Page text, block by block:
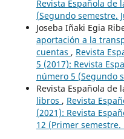
Revista Española de
(Segundo semestre.
Joseba Iñaki Egia
aportación a la
cuentas , Revista
5 (2017): Revista
número 5 (Segundo
Revista Española de
libros , Revista
(2021): Revista
12 (Primer semestre.